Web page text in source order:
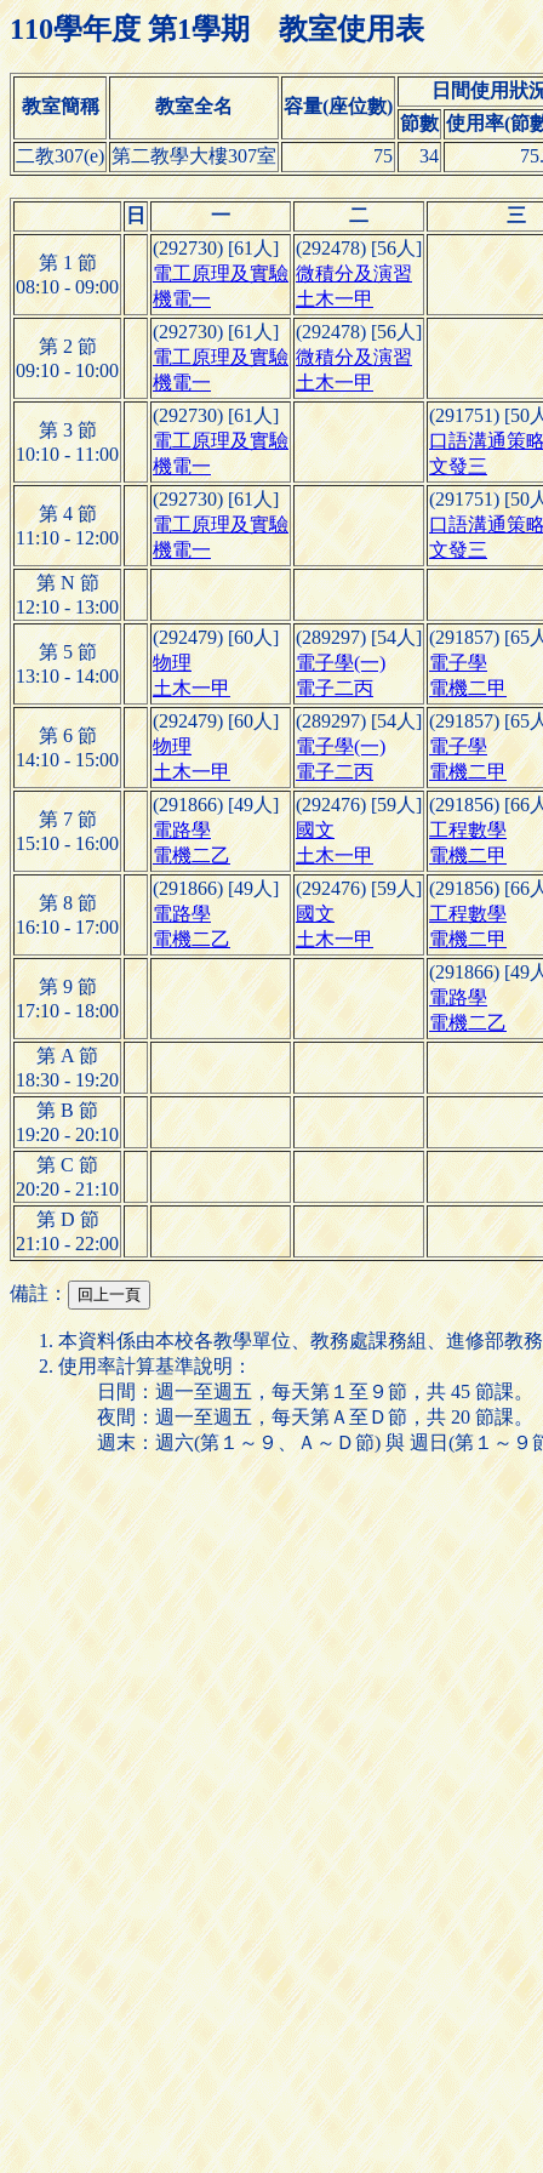
110學年度 第1學期 教室使用表
教室簡稱 教室全名 容量(座位數)
日間使用狀
節數 使用率(節
二教307(e) 第二教學大樓307室 75 34
日 一 二 三
第 1 節
08:10 - 09:00
(292730) [61人]
電工原理及實驗
機電一
(292478) [56人]
微積分及演習
土木一甲
第 2 節
09:10 - 10:00
(292730) [61人]
電工原理及實驗
機電一
(292478) [56人]
微積分及演習
土木一甲
第 3 節
10:10 - 11:00
(292730) [61人]
電工原理及實驗
機電一
(291751) [50
口語溝通策
文發三
第 4 節
11:10 - 12:00
(292730) [61人]
電工原理及實驗
機電一
(291751) [50
口語溝通策
文發三
第 N 節
12:10 - 13:00
第 5 節
13:10 - 14:00
(292479) [60人]
物理
土木一甲
(289297) [54人]
電子學(一)
電子二丙
(291857) [65
電子學
電機二甲
第 6 節
14:10 - 15:00
(292479) [60人]
物理
土木一甲
(289297) [54人]
電子學(一)
電子二丙
(291857) [65
電子學
電機二甲
第 7 節
15:10 - 16:00
(291866) [49人]
電路學
電機二乙
(292476) [59人]
國文
土木一甲
(291856) [66
工程數學
電機二甲
第 8 節
16:10 - 17:00
(291866) [49人]
電路學
電機二乙
(292476) [59人]
國文
土木一甲
(291856) [66
工程數學
電機二甲
第 9 節
17:10 - 18:00
(291866) [49
電路學
電機二乙
第 A 節
18:30 - 19:20
第 B 節
19:20 - 20:10
第 C 節
20:20 - 21:10
第 D 節
21:10 - 22:00
備註：
本資料係由本校各教學單位、教務處課務組、進修部教
使用率計算基準說明：
日間：週一至週五，每天第１至９節，共 45 節課。
夜間：週一至週五，每天第Ａ至Ｄ節，共 20 節課。
週末：週六(第１～９、Ａ～Ｄ節) 與 週日(第１～９